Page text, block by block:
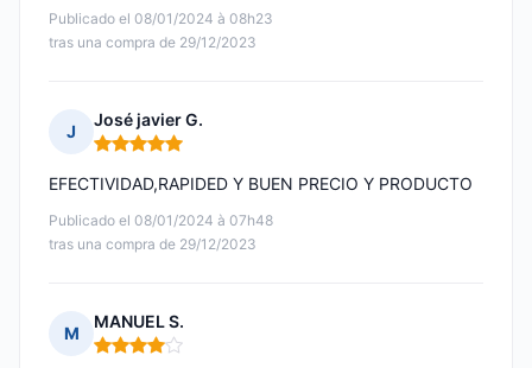
Publicado el 08/01/2024 à 08h23
tras una compra de 29/12/2023
J
José javier G.
Nota: 5 de 5
Publicado el 08/01/2024 à 07h48
tras una compra de 29/12/2023
EFECTIVIDAD,RAPIDED Y BUEN PRECIO Y PRODUCTO
M
MANUEL S.
Nota: 4 de 5